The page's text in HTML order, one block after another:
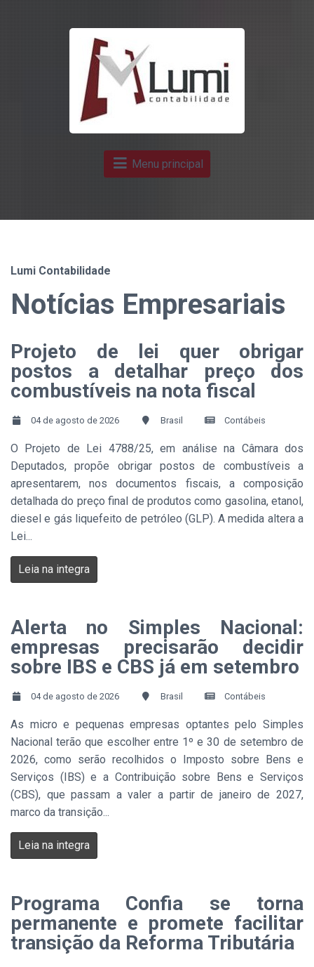
Menu principal
Lumi Contabilidade
Notícias Empresariais
Projeto de lei quer obrigar
postos a detalhar preço dos
combustíveis na nota fiscal
04 de agosto de 2026 Brasil Contábeis
O Projeto de Lei 4788/25, em análise na Câmara dos
Deputados, propõe obrigar postos de combustíveis a
apresentarem, nos documentos fiscais, a composição
detalhada do preço final de produtos como gasolina, etanol,
diesel e gás liquefeito de petróleo (GLP). A medida altera a
Lei...
Leia na integra
Alerta no Simples Nacional:
empresas precisarão decidir
sobre IBS e CBS já em setembro
04 de agosto de 2026 Brasil Contábeis
As micro e pequenas empresas optantes pelo Simples
Nacional terão que escolher entre 1º e 30 de setembro de
2026, como serão recolhidos o Imposto sobre Bens e
Serviços (IBS) e a Contribuição sobre Bens e Serviços
(CBS), que passam a valer a partir de janeiro de 2027,
marco da transição...
Leia na integra
Programa Confia se torna
permanente e promete facilitar
transição da Reforma Tributária